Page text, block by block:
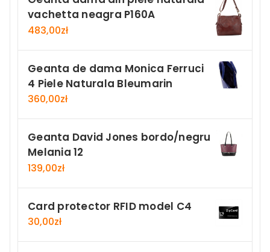
vachetta neagra P160A
483,00zł
Geanta de dama Monica Ferruci
4 Piele Naturala Bleumarin
360,00zł
Geanta David Jones bordo/negru
Melania 12
139,00zł
Card protector RFID model C4
30,00zł